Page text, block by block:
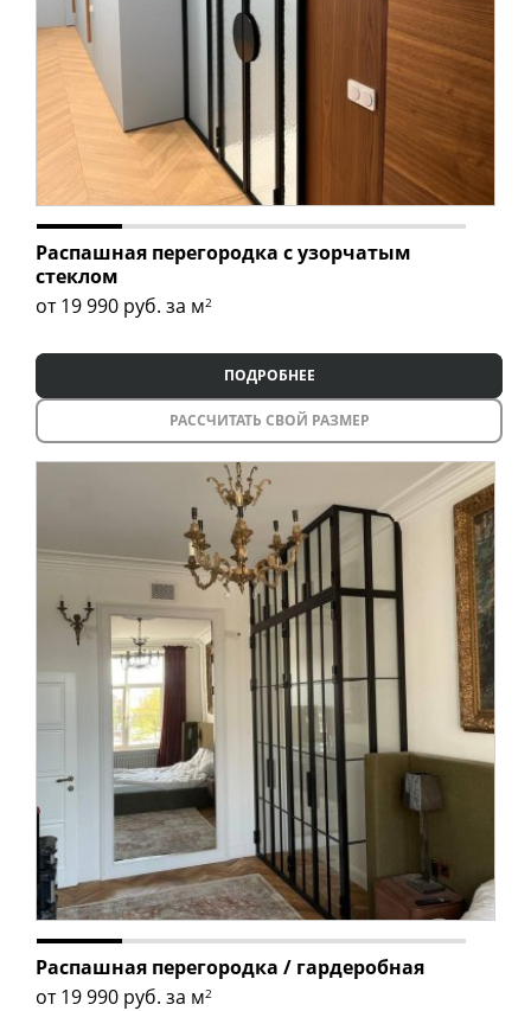
Распашная перегородка с узорчатым
стеклом
от 19 990 руб. за м2
ПОДРОБНЕЕ
РАССЧИТАТЬ СВОЙ РАЗМЕР
Распашная перегородка / гардеробная
от 19 990 руб. за м2